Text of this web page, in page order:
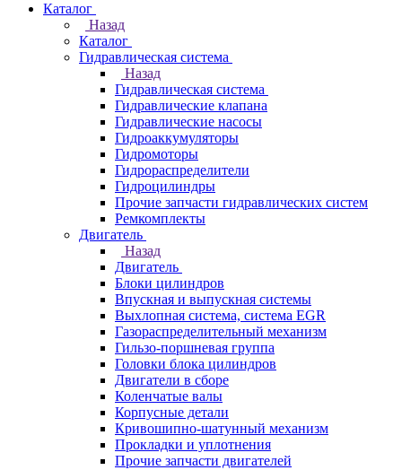
Каталог
Назад
Каталог
Гидравлическая система
Назад
Гидравлическая система
Гидравлические клапана
Гидравлические насосы
Гидроаккумуляторы
Гидромоторы
Гидрораспределители
Гидроцилиндры
Прочие запчасти гидравлических систем
Ремкомплекты
Двигатель
Назад
Двигатель
Блоки цилиндров
Впускная и выпускная системы
Выхлопная система, система EGR
Газораспределительный механизм
Гильзо-поршневая группа
Головки блока цилиндров
Двигатели в сборе
Коленчатые валы
Корпусные детали
Кривошипно-шатунный механизм
Прокладки и уплотнения
Прочие запчасти двигателей